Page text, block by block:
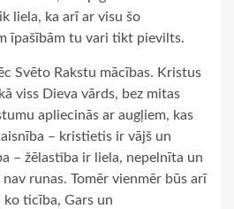
liela, ka arī ar visu šo
īpašībām tu vari tikt pievilts.
Svēto Rakstu mācības. Kristus
viss Dieva vārds, bez mitas
apliecinās ar augļiem, kas
– kristietis ir vājš un
– žēlastība ir liela, nepelnīta un
runas. Tomēr vienmēr būs arī
ticība, Gars un